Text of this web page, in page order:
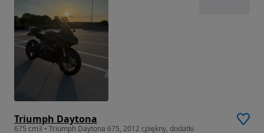
Triumph Daytona
675 cm3 • Triumph Daytona 675, 2012 r,piękny, dodatki